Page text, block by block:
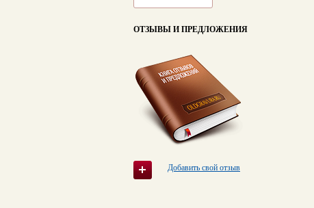
ОТЗЫВЫ И ПРЕДЛОЖЕНИЯ
Добавить свой отзыв